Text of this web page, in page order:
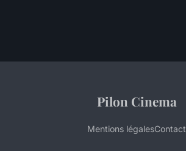
Pilon Cinema
Mentions légalesContact